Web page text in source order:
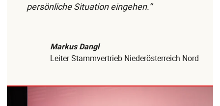
persönliche Situation eingehen.“
Markus Dangl
Leiter Stammvertrieb Niederösterreich Nord